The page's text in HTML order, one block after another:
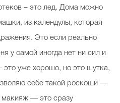
– это лед. Дома можно
из календулы, которая
Это если реально
у самой иногда нет ни сил и
уже хорошо, но это шутка,
себе такой роскоши —
макияж — это сразу